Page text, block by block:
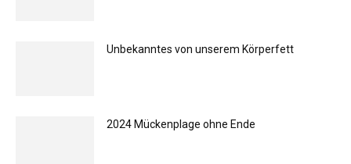
Unbekanntes von unserem Körperfett
2024 Mückenplage ohne Ende